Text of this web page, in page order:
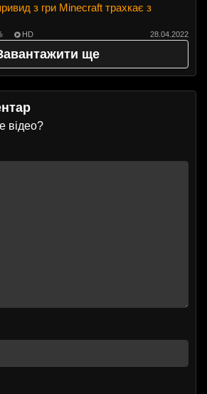
з гри Minecraft трахкає з
HD 28.04.2022
ще
відео?